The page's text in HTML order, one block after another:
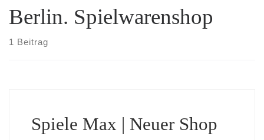
Berlin. Spielwarenshop
1 Beitrag
Spiele Max | Neuer Shop